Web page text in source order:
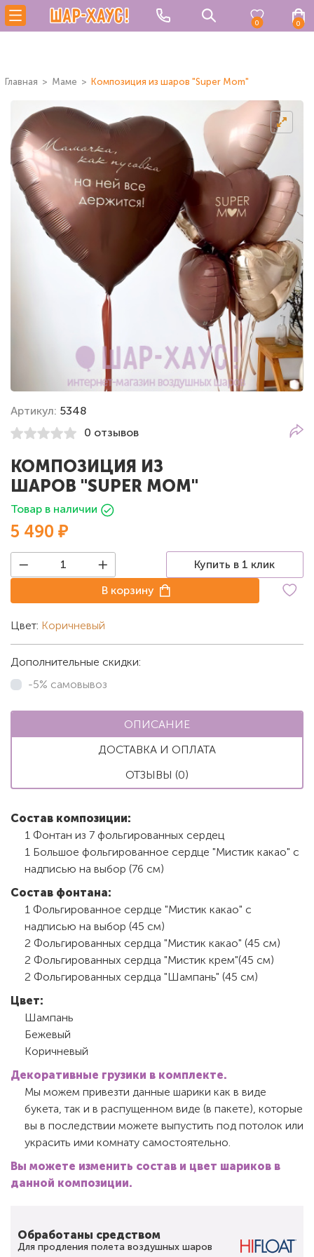
0 0
Главная Маме Композиция из шаров "Super Mom"
Артикул: 5348
0 отзывов
КОМПОЗИЦИЯ ИЗ
ШАРОВ "SUPER MOM"
Товар в наличии
5 490 ₽
Купить в 1 клик
В корзину
Цвет: Коричневый
Дополнительные скидки:
-5% самовывоз
ОПИСАНИЕ
ДОСТАВКА И ОПЛАТА
ОТЗЫВЫ (0)
Состав композиции:
1 Фонтан из 7 фольгированных сердец
1 Большое фольгированное сердце "Мистик какао" с
надписью на выбор (76 см)
Состав фонтана:
1 Фольгированное сердце "Мистик какао" с
надписью на выбор (45 см)
2 Фольгированных сердца "Мистик какао" (45 см)
2 Фольгированных сердца "Мистик крем"(45 см)
2 Фольгированных сердца "Шампань" (45 см)
Цвет:
Шампань
Бежевый
Коричневый
Декоративные грузики в комплекте.
Мы можем привезти данные шарики как в виде
букета, так и в распущенном виде (в пакете), которые
вы в последствии можете выпустить под потолок или
украсить ими комнату самостоятельно.
Вы можете изменить состав и цвет шариков в
данной композиции.
Обработаны средством
Для продления полета воздушных шаров